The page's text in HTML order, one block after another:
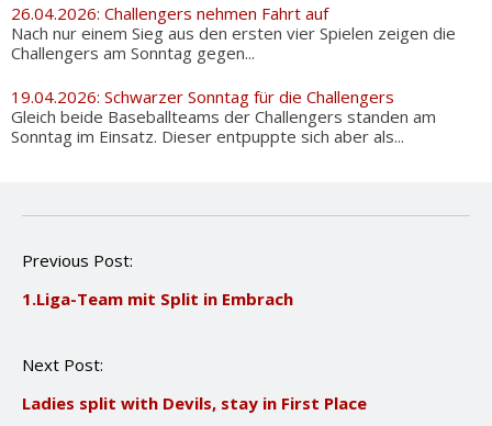
26.04.2026: Challengers nehmen Fahrt auf
Nach nur einem Sieg aus den ersten vier Spielen zeigen die
Challengers am Sonntag gegen...
19.04.2026: Schwarzer Sonntag für die Challengers
Gleich beide Baseballteams der Challengers standen am
Sonntag im Einsatz. Dieser entpuppte sich aber als...
P
s
a
i
Previous Post:
1.Liga-Team mit Split in Embrach
Next Post:
Ladies split with Devils, stay in First Place